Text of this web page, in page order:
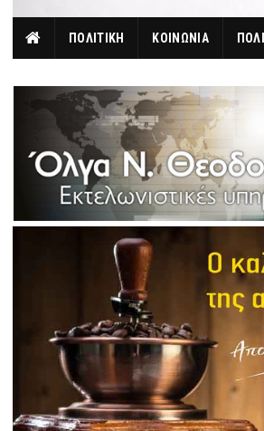
ΠΟΛΙΤΙΚΗ ΚΟΙΝΩΝΙΑ